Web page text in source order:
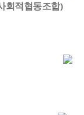
회적협동조합)